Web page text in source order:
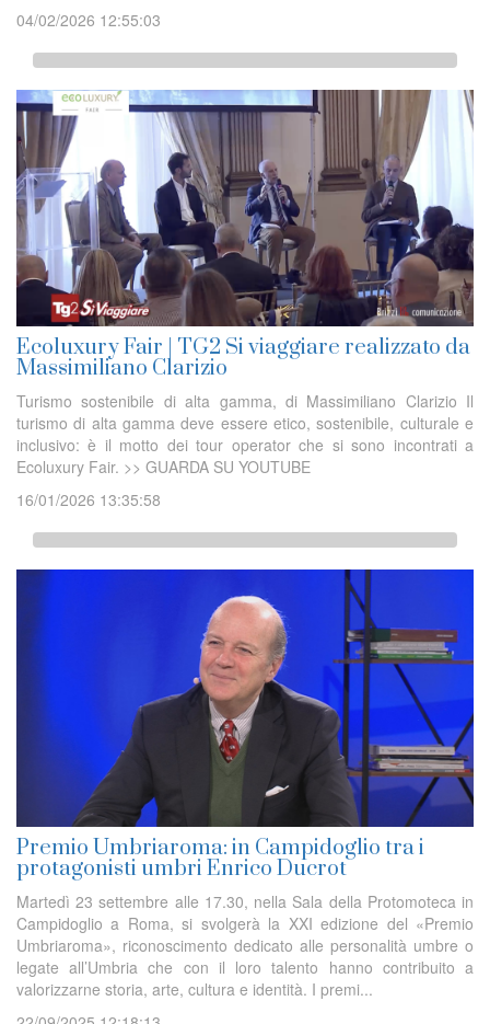
04/02/2026 12:55:03
Ecoluxury Fair | TG2 Si viaggiare realizzato da
Massimiliano Clarizio
Turismo sostenibile di alta gamma, di Massimiliano Clarizio Il
turismo di alta gamma deve essere etico, sostenibile, culturale e
inclusivo: è il motto dei tour operator che si sono incontrati a
Ecoluxury Fair. >> GUARDA SU YOUTUBE
16/01/2026 13:35:58
Premio Umbriaroma: in Campidoglio tra i
protagonisti umbri Enrico Ducrot
Martedì 23 settembre alle 17.30, nella Sala della Protomoteca in
Campidoglio a Roma, si svolgerà la XXI edizione del «Premio
Umbriaroma», riconoscimento dedicato alle personalità umbre o
legate all’Umbria che con il loro talento hanno contribuito a
valorizzarne storia, arte, cultura e identità. I premi...